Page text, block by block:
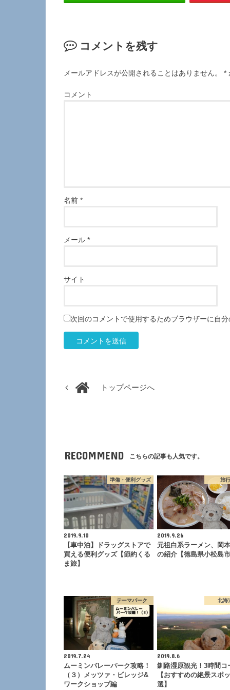
コメントを残す
メールアドレスが公開されることはありません。 *
コメント
名前 *
メール *
サイト
次回のコメントで使用するためブラウザーに自
トップページへ
RECOMMEND こちらの記事も人気です。
準備・便利グッズ
2019.9.10
【車中泊】ドラッグストアで
買える便利グッズ【節約くる
ま旅】
旅行
2019.9.26
元祖白系ラーメン、岡
の紹介【徳島県小松島市
テーマパーク
2019.7.24
ムーミンバレーパーク攻略！
（３）メッツァ・ビレッジ&
ワークショップ編
北海
2019.8.6
釧路湿原観光！3時間コ
【おすすめの絶景スポ
選】